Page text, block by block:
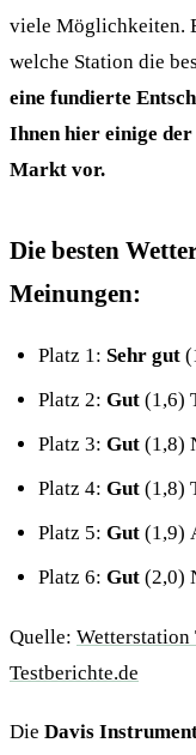
viele Möglichkeiten.
welche Station die
eine fundierte
Ihnen hier einige
Markt vor.
Die besten
Meinungen:
Platz 1:Sehr gut
Platz 2:Gut (1,6)
Platz 3:Gut (1,8)
Platz 4:Gut (1,8)
Platz 5:Gut (1,9)
Platz 6:Gut (2,0)
Quelle: Wetterstation
Testberichte.de
Die Davis